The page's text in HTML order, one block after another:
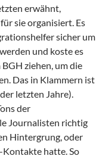
erwähnt,
sie organisiert. Es
sicher um
und koste es
ziehen, um die
Das in Klammern ist
letzten Jahre).
der
Journalisten richtig
Hintergrung, oder
hatte. So